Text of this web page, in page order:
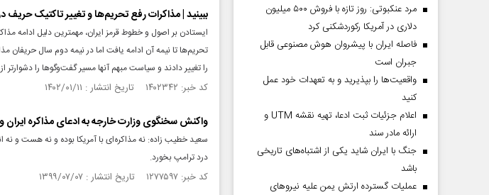
ببینید | مذاکرات رفع تحریم‌ها و تغییر تاکتیک حریف
ایستادن بر اصول و خطوط قرمز ایران، مهمترین دلیل ادامه
تحریم‌ها تا نیمه آن ادامه یافت اما در نیمه دوم سال حریفان
را تغییر دادند و سیاست مبهم آنها مسیر گفت‌وگوها را دشوارتر
کد خبر: ۱۴۰۲۳۴۲ تاریخ انتشار : ۱۴۰۲/۰۱/۱۱
واکنش سخنگوی وزارت خارجه به ادعای مذاکره ایران
سعید خطیب زاده: نه مذاکره‌ای با آمریکا بوده و نه هست و
درد ترامپ بخورد.
کد خبر: ۱۲۷۷۵۹۷ تاریخ انتشار : ۱۳۹۹/۰۷/۰۷
مرد عنکبوتی: روز تازه با فروش ۵۰۰ میلیون
دلاری در آمریکا رکوردشکنی کرد
فاصله ایران با پیشرو‌ان هوش مصنوعی قابل
جبران است
واقعیت‌ها را بپذیرید و به تعهدات خود عمل
کنید
اعلام جزئیات ثبت ادعا، تهیه نقشه UTM و
ارائه مادر سند
جنگ با ایران شاید یکی از اشتباه‌های تاریخی
باشد
عملیات گسترده ارتش یمن علیه نیروهای